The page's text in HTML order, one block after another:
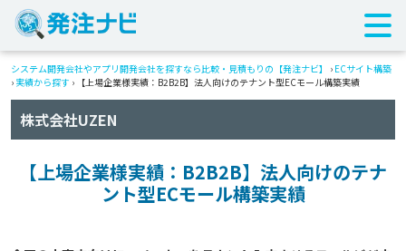
システム開発会社やアプリ開発会社を探すなら比較・見積もりの【発注ナビ】 › ECサイト構築
› 実績から探す › 【上場企業様実績：B2B2B】法人向けのテナント型ECモール構築実績
株式会社UZEN
【上場企業様実績：B2B2B】法人向けのテナ
ント型ECモール構築実績